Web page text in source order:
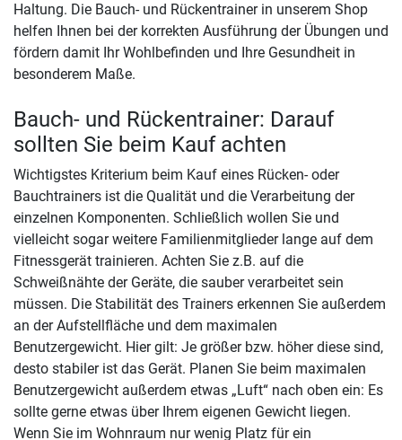
Haltung. Die Bauch- und Rückentrainer in unserem Shop
helfen Ihnen bei der korrekten Ausführung der Übungen und
fördern damit Ihr Wohlbefinden und Ihre Gesundheit in
besonderem Maße.
Bauch- und Rückentrainer: Darauf
sollten Sie beim Kauf achten
Wichtigstes Kriterium beim Kauf eines Rücken- oder
Bauchtrainers ist die Qualität und die Verarbeitung der
einzelnen Komponenten. Schließlich wollen Sie und
vielleicht sogar weitere Familienmitglieder lange auf dem
Fitnessgerät trainieren. Achten Sie z.B. auf die
Schweißnähte der Geräte, die sauber verarbeitet sein
müssen. Die Stabilität des Trainers erkennen Sie außerdem
an der Aufstellfläche und dem maximalen
Benutzergewicht. Hier gilt: Je größer bzw. höher diese sind,
desto stabiler ist das Gerät. Planen Sie beim maximalen
Benutzergewicht außerdem etwas „Luft“ nach oben ein: Es
sollte gerne etwas über Ihrem eigenen Gewicht liegen.
Wenn Sie im Wohnraum nur wenig Platz für ein